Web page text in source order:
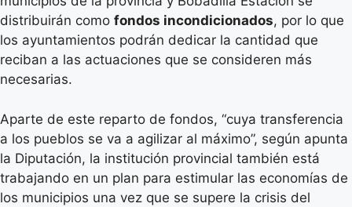
distribuirán como fondos incondicionados, por lo que
los ayuntamientos podrán dedicar la cantidad que
reciban a las actuaciones que se consideren más
necesarias.
Aparte de este reparto de fondos, “cuya transferencia
a los pueblos se va a agilizar al máximo”, según apunta
la Diputación, la institución provincial también está
trabajando en un plan para estimular las economías de
los municipios una vez que se supere la crisis del